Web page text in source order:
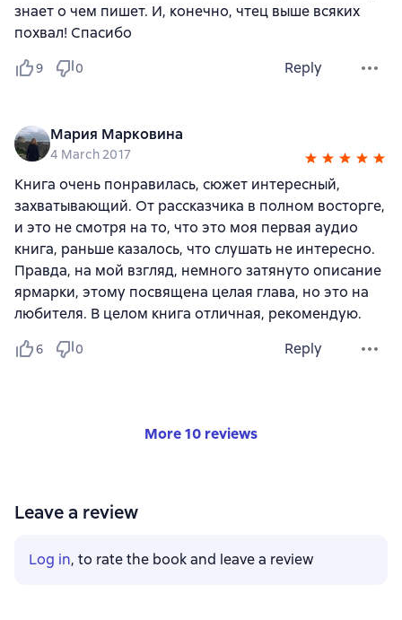
знает о чем пишет. И, конечно, чтец выше всяких
похвал! Спасибо
9 0 Reply
Мария Марковина
4 March 2017
Книга очень понравилась, сюжет интересный,
захватывающий. От рассказчика в полном восторге,
и это не смотря на то, что это моя первая аудио
книга, раньше казалось, что слушать не интересно.
Правда, на мой взгляд, немного затянуто описание
ярмарки, этому посвящена целая глава, но это на
любителя. В целом книга отличная, рекомендую.
6 0 Reply
More 10 reviews
Leave a review
Log in, to rate the book and leave a review